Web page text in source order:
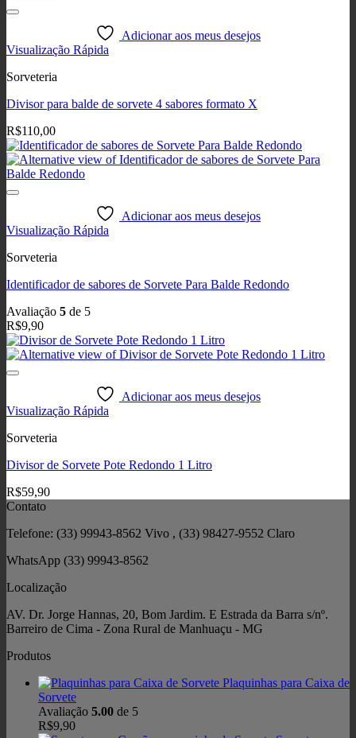
Adicionar aos meus desejos
Visualização Rápida
Sorveteria
Divisor para balde de sorvete 4 sabores formato X
R$110,00
Adicionar aos meus desejos
Visualização Rápida
Sorveteria
Identificador de sabores de Sorvete Para Balde Redondo
Avaliação 5 de 5
R$9,90
Adicionar aos meus desejos
Visualização Rápida
Sorveteria
Divisor de Sorvete Pote Redondo 1 Litro
R$59,90
Contato
Telefone: (33) 99943-8562 Vivo , (33) 98427-9552 Claro
WhatsApp (33) 99943-8562
Localização
AV. Dr. Jorge Hannas, 20, Bom Jardim. E Estrada da Barra s/nº.
Barreiro de Cima - Zona Rural de Manhuaçu - MG
Produtos
Plaquinhas para Caixa de
Sorvete
Avaliação 5.00 de 5
R$9,90